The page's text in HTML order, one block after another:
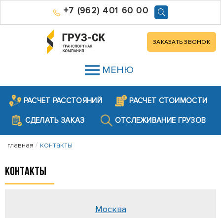
+7 (962) 401 60 00
МЕНЮ
ЗАКАЗАТЬ ЗВОНОК
РАСЧЕТ РАССТОЯНИЙ РАСЧЕТ СТОИМОСТИ
СДЕЛАТЬ ЗАКАЗ ОТСЛЕЖИВАНИЕ ГРУЗОВ
главная / контакты
КОНТАКТЫ
Москва